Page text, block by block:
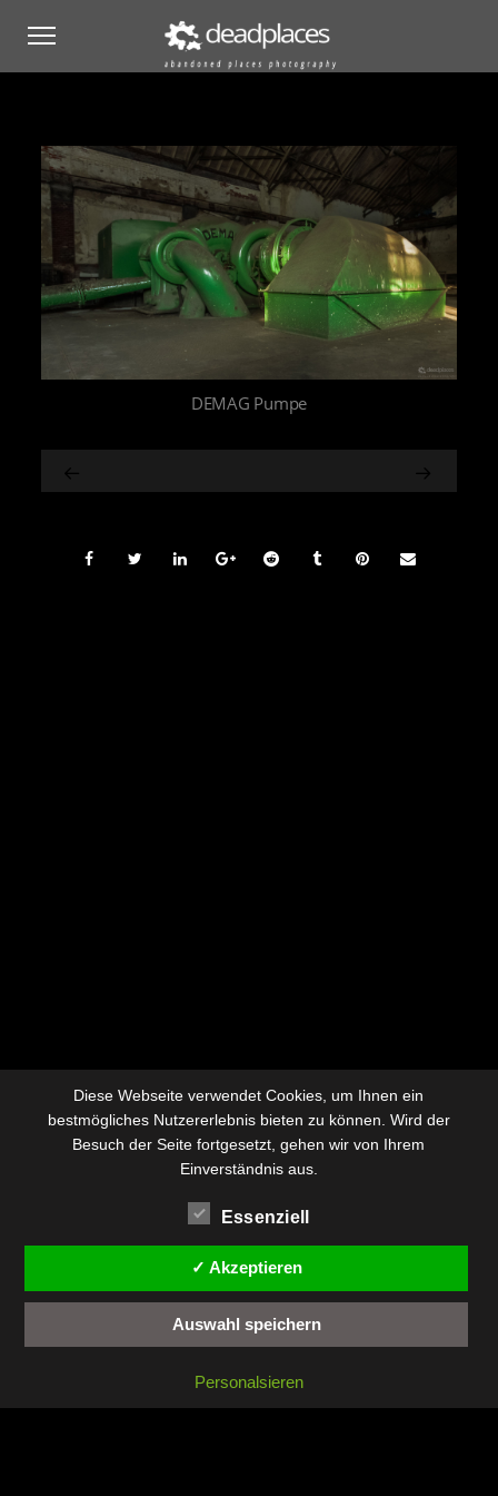
DEMAG Pumpe
Diese Webseite verwendet Cookies, um Ihnen ein
bestmögliches Nutzererlebnis bieten zu können. Wird der
Besuch der Seite fortgesetzt, gehen wir von Ihrem
Einverständnis aus.
Essenziell
✓ Akzeptieren
Auswahl speichern
Personalsieren